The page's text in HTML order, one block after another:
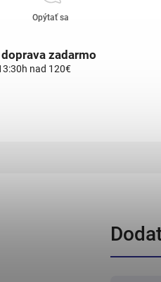
Opýtať sa
zadarmo
nad 120€